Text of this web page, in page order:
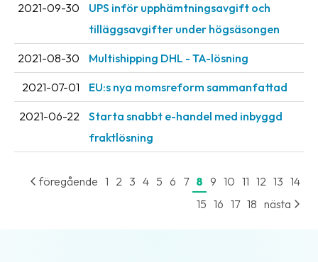
2021-09-30
UPS inför upphämtningsavgift och
tilläggsavgifter under högsäsongen
2021-08-30 Multishipping DHL - TA-lösning
2021-07-01 EU:s nya momsreform sammanfattad
2021-06-22
Starta snabbt e-handel med inbyggd
fraktlösning
föregående 1 2 3 4 5 6 7 8 9 10 11 12 13 14
15 16 17 18 nästa